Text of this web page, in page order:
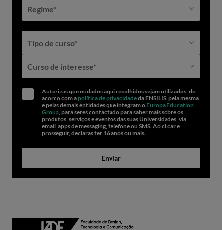
Regime*
Tipo de curso*
Curso de interesse*
Autorizas que os dados aqui recolhidos sejam utilizados, de
acordo com a política de privacidadeda ENSILIS, pela mesma
e pelas demais entidades que integram o Europa Education
Group, para seres contactado para saber mais sobre os
produtos, serviços e eventos das suas Universidades, via
email, apps de messaging, telefone ou SMS. Ao clicar e
prosseguir, declaras ter 16 anos ou mais.
Enviar